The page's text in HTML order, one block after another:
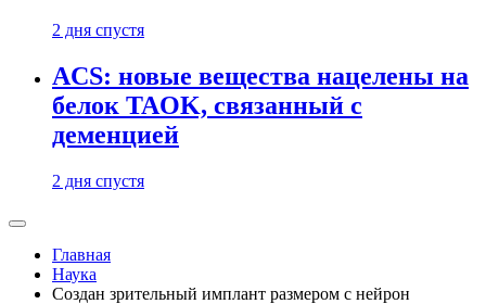
2 дня спустя
ACS: новые вещества нацелены на
белок TAOK, связанный с
деменцией
2 дня спустя
Главная
Наука
Создан зрительный имплант размером с нейрон